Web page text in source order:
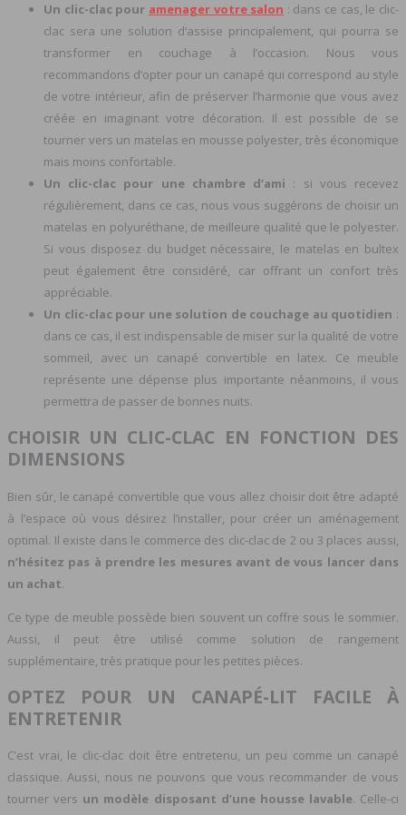
Un clic-clac pour amenager votre salon : dans ce cas, le clic-
clac sera une solution d’assise principalement, qui pourra se
transformer en couchage à l’occasion. Nous vous
recommandons d’opter pour un canapé qui correspond au style
de votre intérieur, afin de préserver l’harmonie que vous avez
créée en imaginant votre décoration. Il est possible de se
tourner vers un matelas en mousse polyester, très économique
mais moins confortable.
Un clic-clac pour une chambre d’ami : si vous recevez
régulièrement, dans ce cas, nous vous suggérons de choisir un
matelas en polyuréthane, de meilleure qualité que le polyester.
Si vous disposez du budget nécessaire, le matelas en bultex
peut également être considéré, car offrant un confort très
appréciable.
Un clic-clac pour une solution de couchage au quotidien :
dans ce cas, il est indispensable de miser sur la qualité de votre
sommeil, avec un canapé convertible en latex. Ce meuble
représente une dépense plus importante néanmoins, il vous
permettra de passer de bonnes nuits.
CHOISIR UN CLIC-CLAC EN FONCTION DES
DIMENSIONS
Bien sûr, le canapé convertible que vous allez choisir doit être adapté
à l’espace où vous désirez l’installer, pour créer un aménagement
optimal. Il existe dans le commerce des clic-clac de 2 ou 3 places aussi,
n’hésitez pas à prendre les mesures avant de vous lancer dans
un achat.
Ce type de meuble possède bien souvent un coffre sous le sommier.
Aussi, il peut être utilisé comme solution de rangement
supplémentaire, très pratique pour les petites pièces.
OPTEZ POUR UN CANAPÉ-LIT FACILE À
ENTRETENIR
C’est vrai, le clic-clac doit être entretenu, un peu comme un canapé
classique. Aussi, nous ne pouvons que vous recommander de vous
tourner vers un modèle disposant d’une housse lavable. Celle-ci